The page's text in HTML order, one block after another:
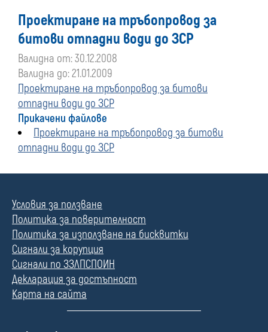
Проектиране на тръбопровод за
битови отпадни води до ЗСР
Валидна от: 30.12.2008
Валидна до: 21.01.2009
Проектиране на тръбопровод за битови
отпадни води до ЗСР
Прикачени файлове
Проектиране на тръбопровод за битови
отпадни води до ЗСР
Условия за ползване
Политика за поверителност
Политика за използване на бисквитки
Сигнали за корупция
Сигнали по ЗЗЛПСПОИН
Декларация за достъпност
Карта на сайта